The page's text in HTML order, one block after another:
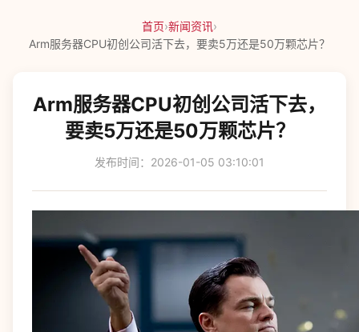
首页›新闻资讯›
Arm服务器CPU初创公司活下去，要卖5万还是50万颗芯片？
Arm服务器CPU初创公司活下去，
要卖5万还是50万颗芯片？
发布时间：2026-01-05 03:10:01